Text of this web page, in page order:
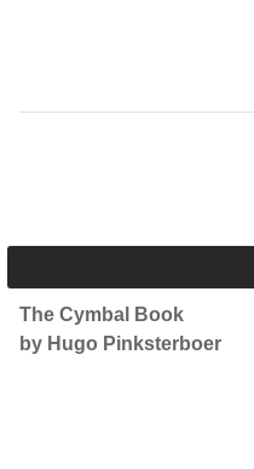
The Cymbal Book
by Hugo Pinksterboer